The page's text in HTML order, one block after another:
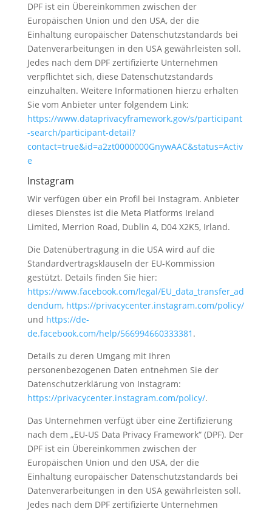
DPF ist ein Übereinkommen zwischen der
Europäischen Union und den USA, der die
Einhaltung europäischer Datenschutzstandards bei
Datenverarbeitungen in den USA gewährleisten soll.
Jedes nach dem DPF zertifizierte Unternehmen
verpflichtet sich, diese Datenschutzstandards
einzuhalten. Weitere Informationen hierzu erhalten
Sie vom Anbieter unter folgendem Link:
https://www.dataprivacyframework.gov/s/participant
-search/participant-detail?
contact=true&id=a2zt0000000GnywAAC&status=Activ
e
Instagram
Wir verfügen über ein Profil bei Instagram. Anbieter
dieses Dienstes ist die Meta Platforms Ireland
Limited, Merrion Road, Dublin 4, D04 X2K5, Irland.
Die Datenübertragung in die USA wird auf die
Standardvertragsklauseln der EU-Kommission
gestützt. Details finden Sie hier:
https://www.facebook.com/legal/EU_data_transfer_ad
dendum, https://privacycenter.instagram.com/policy/
und https://de-
de.facebook.com/help/566994660333381 .
Details zu deren Umgang mit Ihren
personenbezogenen Daten entnehmen Sie der
Datenschutzerklärung von Instagram:
https://privacycenter.instagram.com/policy/.
Das Unternehmen verfügt über eine Zertifizierung
nach dem „EU-US Data Privacy Framework“ (DPF). Der
DPF ist ein Übereinkommen zwischen der
Europäischen Union und den USA, der die
Einhaltung europäischer Datenschutzstandards bei
Datenverarbeitungen in den USA gewährleisten soll.
Jedes nach dem DPF zertifizierte Unternehmen